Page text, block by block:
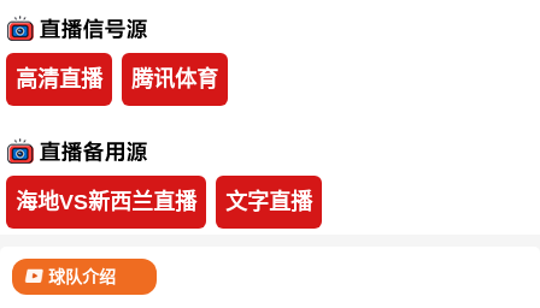
高清直播 腾讯体育
海地VS新西兰直播 文字直播
球队介绍